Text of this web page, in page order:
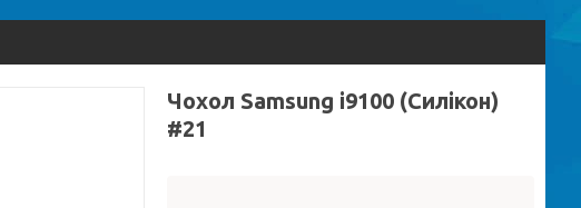
Чохол Samsung i9100 (Силікон)
#21